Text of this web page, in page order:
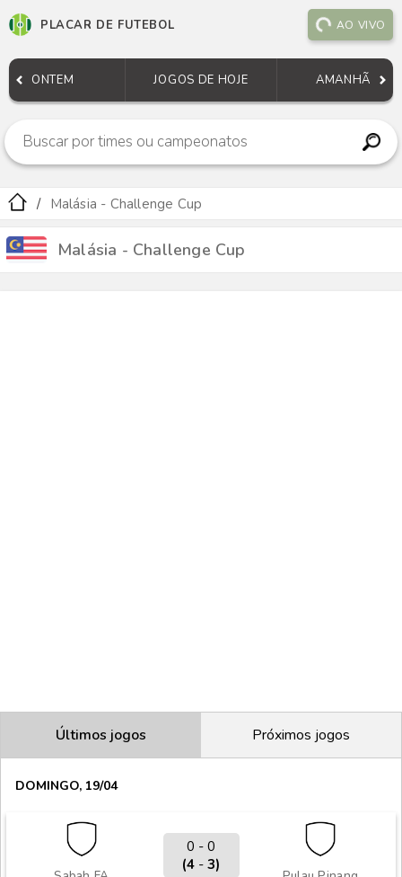
PLACAR DE FUTEBOL AO VIVO
ONTEM JOGOS DE HOJE AMANHÃ
Malásia - Challenge Cup
Malásia - Challenge Cup
Últimos jogos Próximos jogos
DOMINGO, 19/04
0 - 0
(4 - 3)